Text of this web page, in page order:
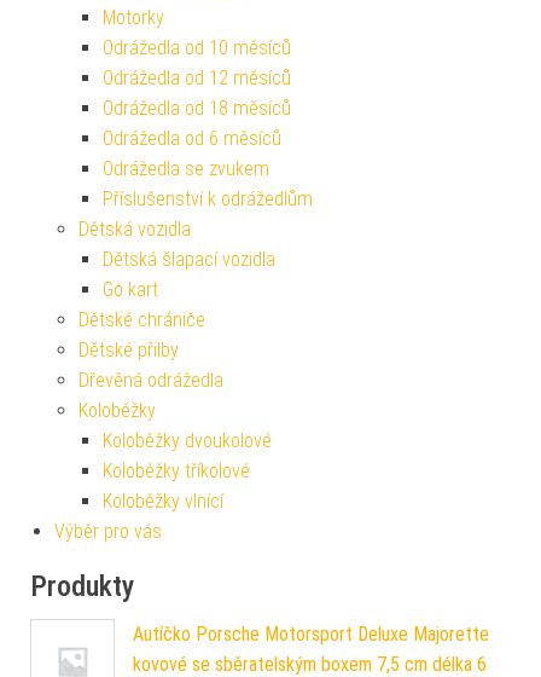
Motorky
Odrážedla od 10 měsíců
Odrážedla od 12 měsíců
Odrážedla od 18 měsíců
Odrážedla od 6 měsíců
Odrážedla se zvukem
Příslušenství k odrážedlům
Dětská vozidla
Dětská šlapací vozidla
Go kart
Dětské chrániče
Dětské přilby
Dřevěná odrážedla
Koloběžky
Koloběžky dvoukolové
Koloběžky tříkolové
Koloběžky vlnící
Výběr pro vás
Produkty
Autíčko Porsche Motorsport Deluxe Majorette
kovové se sběratelským boxem 7,5 cm délka 6